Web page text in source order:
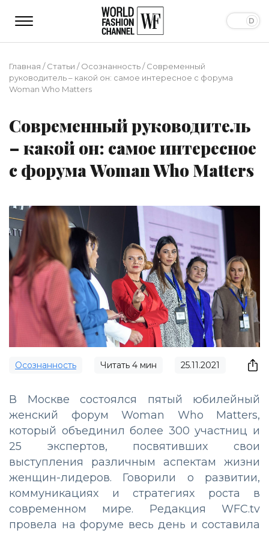
Главная /Статьи /Осознанность/Современный
руководитель – какой он: самое интересное с форума
Woman Who Matters
Современный руководитель
– какой он: самое интересное
с форума Woman Who Matters
Осознанность Читать 4 мин 25.11.2021
В Москве состоялся пятый юбилейный
женский форум Woman Who Matters,
который объединил более 300 участниц и
25 экспертов, посвятивших свои
выступления различным аспектам жизни
женщин-лидеров. Говорили о развитии,
коммуникациях и стратегиях роста в
современном мире. Редакция WFC.tv
провела на форуме весь день и составила